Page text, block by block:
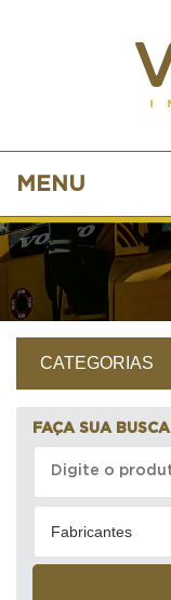
MENU
CATEGORIAS
FAÇA SUA BUSCA
Fabricantes